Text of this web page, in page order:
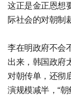
这正是金正恩想
际社会的对朝制
李在明政府不会
出来，韩国政府
对朝传单，还彻
演规模减半，“朝